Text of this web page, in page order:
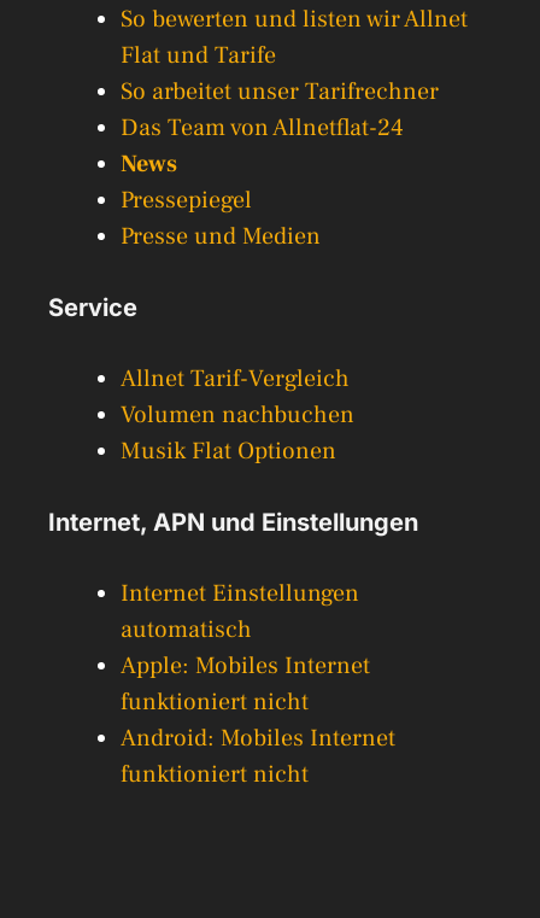
So bewerten und listen wir Allnet
Flat und Tarife
So arbeitet unser Tarifrechner
Das Team von Allnetflat-24
News
Pressepiegel
Presse und Medien
Service
Allnet Tarif-Vergleich
Volumen nachbuchen
Musik Flat Optionen
Internet, APN und Einstellungen
Internet Einstellungen
automatisch
Apple: Mobiles Internet
funktioniert nicht
Android: Mobiles Internet
funktioniert nicht